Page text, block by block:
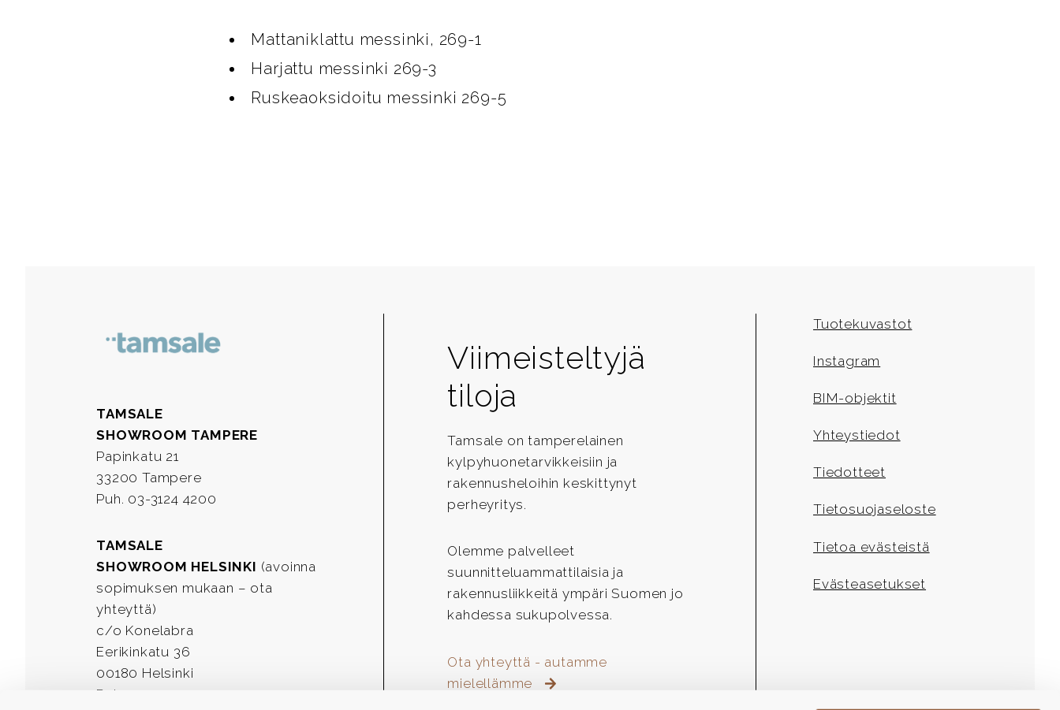
Mattaniklattu messinki, 269-1
Harjattu messinki 269-3
Ruskeaoksidoitu messinki 269-5
TAMSALE
SHOWROOM TAMPERE
Papinkatu 21
33200 Tampere
Puh. 03-3124 4200
TAMSALE
SHOWROOM HELSINKI (avoinna
sopimuksen mukaan – ota
yhteyttä)
c/o Konelabra
Eerikinkatu 36
00180 Helsinki
Puh. 03-3124 4200
Viimeisteltyjä
tiloja
Tamsale on tamperelainen
kylpyhuonetarvikkeisiin ja
rakennusheloihin keskittynyt
perheyritys.
Olemme palvelleet
suunnitteluammattilaisia ja
rakennusliikkeitä ympäri Suomen jo
kahdessa sukupolvessa.
Ota yhteyttä - autamme
mielellämme
Tuotekuvastot
Instagram
BIM-objektit
Yhteystiedot
Tiedotteet
Tietosuojaseloste
Tietoa evästeistä
Evästeasetukset